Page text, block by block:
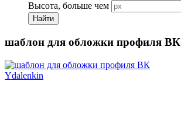
Высота, больше чем
Найти
шаблон для обложки профиля ВК
Ydalenkin